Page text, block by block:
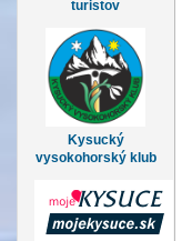
turistov
Kysucký
vysokohorský klub